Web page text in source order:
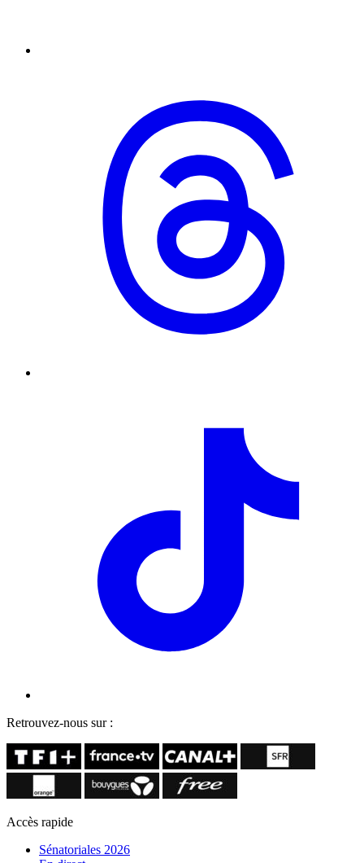
Retrouvez-nous sur :
Accès rapide
Sénatoriales 2026